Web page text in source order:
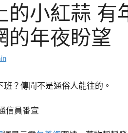
的小紅蒜 有
的年夜盼望
？傳聞不是通俗人能往的。
信員番宣